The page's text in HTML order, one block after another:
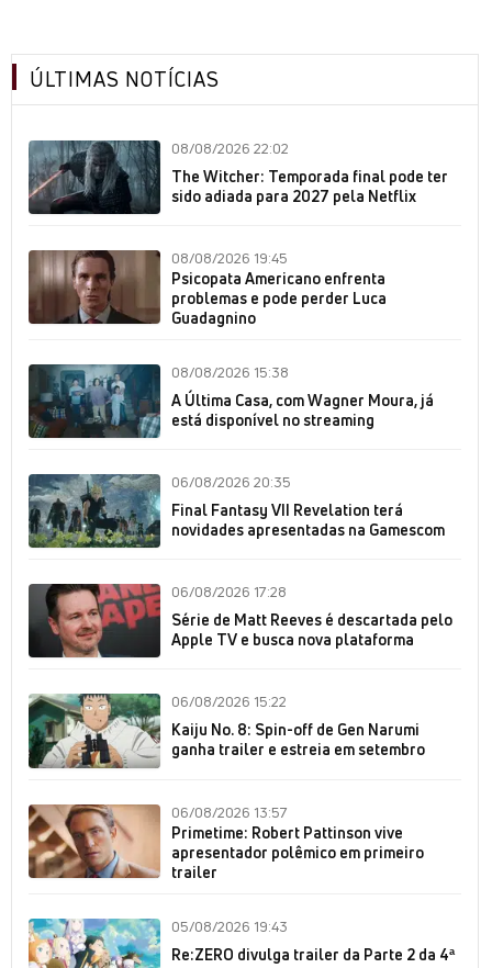
ÚLTIMAS NOTÍCIAS
08/08/2026 22:02
The Witcher: Temporada final pode ter
sido adiada para 2027 pela Netflix
08/08/2026 19:45
Psicopata Americano enfrenta
problemas e pode perder Luca
Guadagnino
08/08/2026 15:38
A Última Casa, com Wagner Moura, já
está disponível no streaming
06/08/2026 20:35
Final Fantasy VII Revelation terá
novidades apresentadas na Gamescom
06/08/2026 17:28
Série de Matt Reeves é descartada pelo
Apple TV e busca nova plataforma
06/08/2026 15:22
Kaiju No. 8: Spin-off de Gen Narumi
ganha trailer e estreia em setembro
06/08/2026 13:57
Primetime: Robert Pattinson vive
apresentador polêmico em primeiro
trailer
05/08/2026 19:43
Re:ZERO divulga trailer da Parte 2 da 4ª